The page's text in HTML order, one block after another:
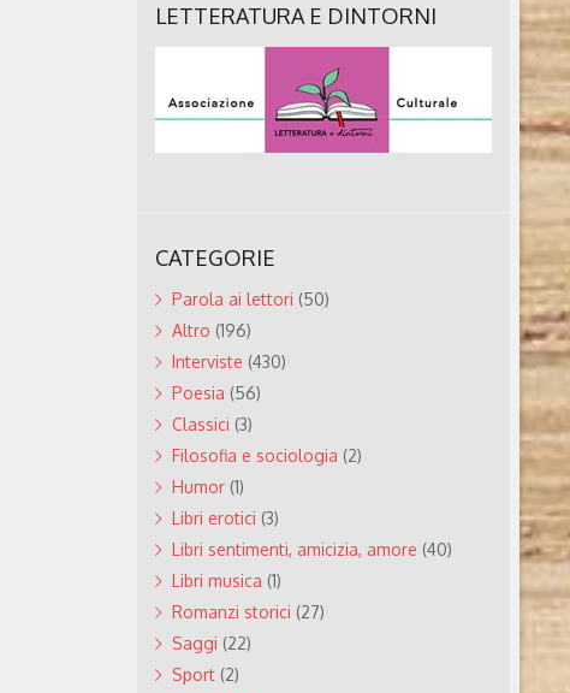
LETTERATURA E DINTORNI
CATEGORIE
Parola ai lettori (50)
Altro (196)
Interviste (430)
Poesia (56)
Classici (3)
Filosofia e sociologia (2)
Humor(1)
Libri erotici (3)
Libri sentimenti, amicizia, amore (40)
Libri musica (1)
Romanzi storici (27)
Saggi (22)
Sport(2)